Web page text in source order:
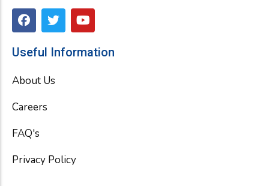
F
a
e
o
T
w
t
r
Y
o
t
Useful Information
About Us
Careers
FAQ's
Privacy Policy